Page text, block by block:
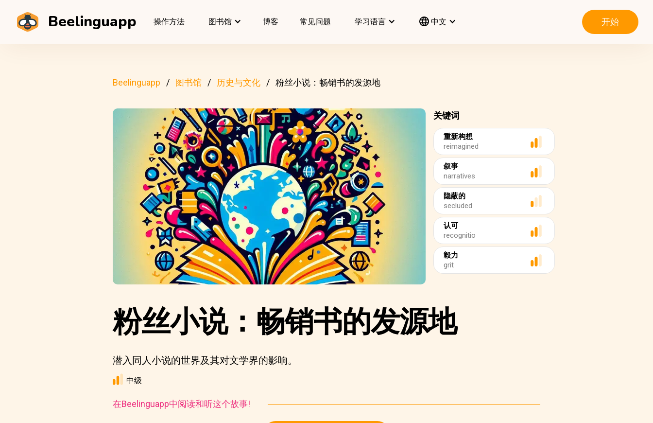
Beelinguapp 操作方法 图书馆 博客 常见问题 学习语言 中文 开始
Beelinguapp 图书馆 历史与文化 粉丝小说：畅销书的发源地
关键词
重新构想
reimagined
叙事
narratives
隐蔽的
secluded
认可
recognitio
毅力
grit
粉丝小说：畅销书的发源地
潜入同人小说的世界及其对文学界的影响。
中级
在Beelinguapp中阅读和听这个故事!